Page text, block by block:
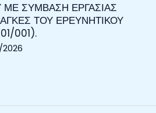
ΣΥΜΒΑΣΗ ΕΡΓΑΣΙΑΣ
ΤΟΥ ΕΡΕΥΝΗΤΙΚΟΥ
001).